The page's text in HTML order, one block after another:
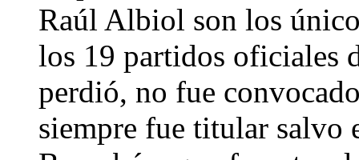
Raúl Albiol son los
los 19 partidos oficiales
perdió, no fue
siempre fue titular salvo